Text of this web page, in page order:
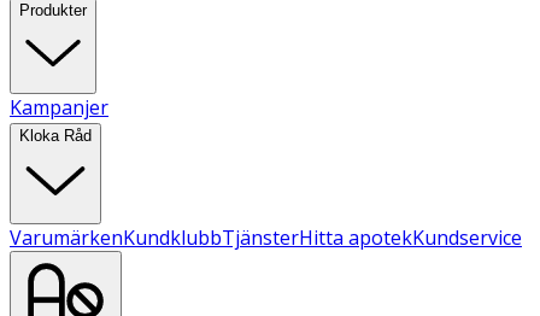
Produkter
Kampanjer
Kloka Råd
VarumärkenKundklubbTjänsterHitta apotekKundservice